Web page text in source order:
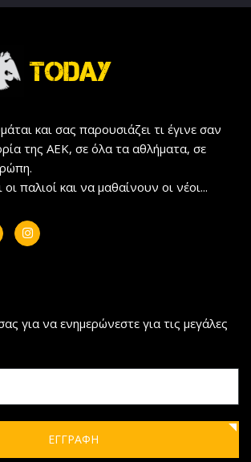
και σας παρουσιάζει τι έγινε σαν
της ΑΕΚ, σε όλα τα αθλήματα, σε
παλιοί και να μαθαίνουν οι νέοι...
για να ενημερώνεστε για τις μεγάλες
ΕΓΓΡΑΦΗ